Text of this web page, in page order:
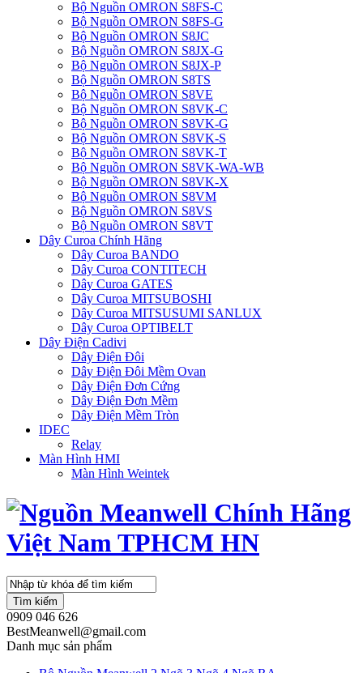
Bộ Nguồn OMRON S8FS-C
Bộ Nguồn OMRON S8FS-G
Bộ Nguồn OMRON S8JC
Bộ Nguồn OMRON S8JX-G
Bộ Nguồn OMRON S8JX-P
Bộ Nguồn OMRON S8TS
Bộ Nguồn OMRON S8VE
Bộ Nguồn OMRON S8VK-C
Bộ Nguồn OMRON S8VK-G
Bộ Nguồn OMRON S8VK-S
Bộ Nguồn OMRON S8VK-T
Bộ Nguồn OMRON S8VK-WA-WB
Bộ Nguồn OMRON S8VK-X
Bộ Nguồn OMRON S8VM
Bộ Nguồn OMRON S8VS
Bộ Nguồn OMRON S8VT
Dây Curoa Chính Hãng
Dây Curoa BANDO
Dây Curoa CONTITECH
Dây Curoa GATES
Dây Curoa MITSUBOSHI
Dây Curoa MITSUSUMI SANLUX
Dây Curoa OPTIBELT
Dây Điện Cadivi
Dây Điện Đôi
Dây Điện Đôi Mềm Ovan
Dây Điện Đơn Cứng
Dây Điện Đơn Mềm
Dây Điện Mềm Tròn
IDEC
Relay
Màn Hình HMI
Màn Hình Weintek
Tìm kiếm
0909 046 626
BestMeanwell@gmail.com
Danh mục sản phẩm